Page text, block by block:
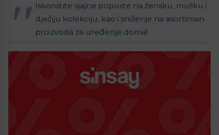
Iskoristite sjajne popuste na žensku, mušku i
dječiju kolekciju, kao i sniženje na asortiman
proizvoda za uređenje doma!